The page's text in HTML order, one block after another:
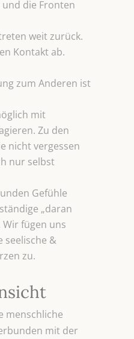
und die Fronten
weit zurück.
Kontakt ab.
zum Anderen ist
mit
Zu den
nicht vergessen
nur selbst
Gefühle
„daran
fügen uns
seelische &
zu.
menschliche
mit der